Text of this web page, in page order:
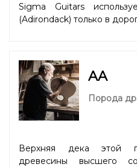
Sigma Guitars
(Adirondack) только в
AA
Порода
Верхняя дека этой
древесины высшего